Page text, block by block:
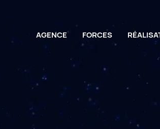
AGENCE FORCES